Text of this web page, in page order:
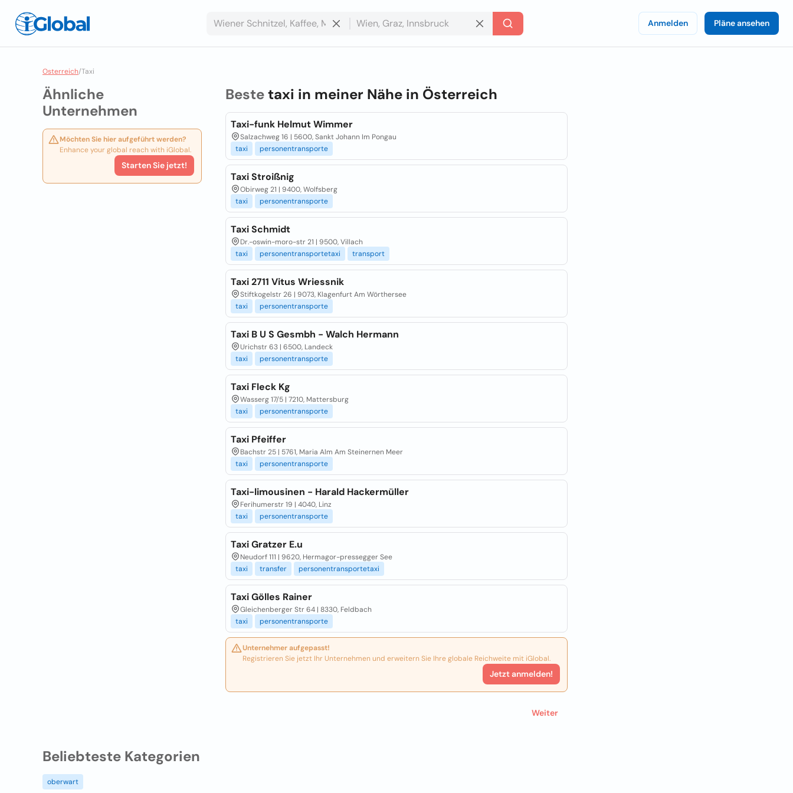
Anmelden Pläne ansehen
Osterreich/Taxi
Ähnliche
Unternehmen
Möchten Sie hier aufgeführt werden?
Enhance your global reach with iGlobal.
Starten Sie jetzt!
Bestetaxi in meiner Nähe in Österreich
Taxi-funk Helmut Wimmer
Salzachweg 16 | 5600, Sankt Johann Im Pongau
taxi
personentransporte
Taxi Stroißnig
Obirweg 21 | 9400, Wolfsberg
taxi
personentransporte
Taxi Schmidt
Dr.-oswin-moro-str 21 | 9500, Villach
taxi
personentransportetaxi transport
Taxi 2711 Vitus Wriessnik
Stiftkogelstr 26 | 9073, Klagenfurt Am Wörthersee
taxi
personentransporte
Taxi B U S Gesmbh - Walch Hermann
Urichstr 63 | 6500, Landeck
taxi
personentransporte
Taxi Fleck Kg
Wasserg 17/5 | 7210, Mattersburg
taxi
personentransporte
Taxi Pfeiffer
Bachstr 25 | 5761, Maria Alm Am Steinernen Meer
taxi
personentransporte
Taxi-limousinen - Harald Hackermüller
Ferihumerstr 19 | 4040, Linz
taxi
personentransporte
Taxi Gratzer E.u
Neudorf 111 | 9620, Hermagor-pressegger See
taxi
transfer personentransportetaxi
Taxi Gölles Rainer
Gleichenberger Str 64 | 8330, Feldbach
taxi
personentransporte
Unternehmer aufgepasst!
Registrieren Sie jetzt Ihr Unternehmen und erweitern Sie Ihre globale Reichweite mit iGlobal.
Jetzt anmelden!
Weiter
Beliebteste Kategorien
oberwart